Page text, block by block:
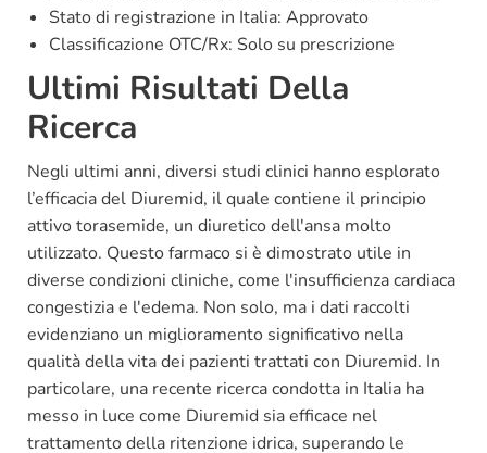
Stato di registrazione in Italia: Approvato
Classificazione OTC/Rx: Solo su prescrizione
Ultimi Risultati Della
Ricerca
Negli ultimi anni, diversi studi clinici hanno esplorato
l’efficacia del Diuremid, il quale contiene il principio
attivo torasemide, un diuretico dell'ansa molto
utilizzato. Questo farmaco si è dimostrato utile in
diverse condizioni cliniche, come l'insufficienza cardiaca
congestizia e l'edema. Non solo, ma i dati raccolti
evidenziano un miglioramento significativo nella
qualità della vita dei pazienti trattati con Diuremid. In
particolare, una recente ricerca condotta in Italia ha
messo in luce come Diuremid sia efficace nel
trattamento della ritenzione idrica, superando le